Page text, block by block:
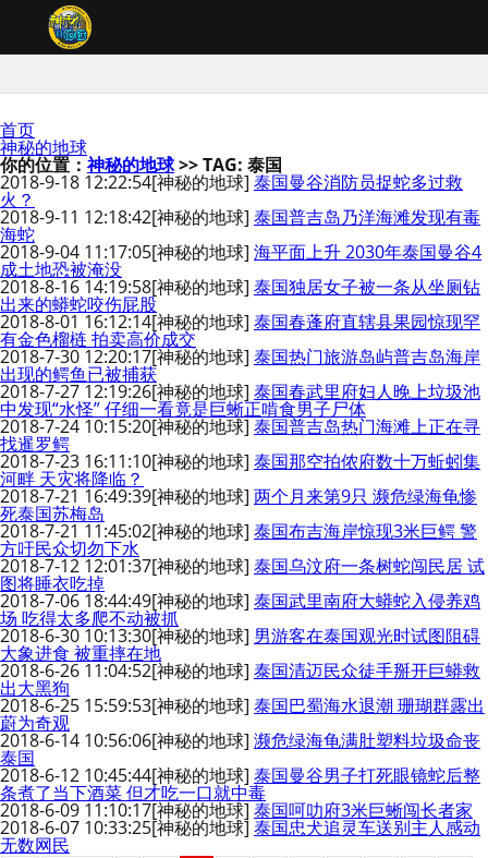
首页
神秘的地球
你的位置：神秘的地球>> TAG: 泰国
2018-9-18 12:22:54[神秘的地球] 泰国曼谷消防员捉蛇多过救
火？
2018-9-11 12:18:42[神秘的地球] 泰国普吉岛乃洋海滩发现有毒
海蛇
2018-9-04 11:17:05[神秘的地球] 海平面上升 2030年泰国曼谷4
成土地恐被淹没
2018-8-16 14:19:58[神秘的地球] 泰国独居女子被一条从坐厕钻
出来的蟒蛇咬伤屁股
2018-8-01 16:12:14[神秘的地球] 泰国春蓬府直辖县果园惊现罕
有金色榴梿 拍卖高价成交
2018-7-30 12:20:17[神秘的地球] 泰国热门旅游岛屿普吉岛海岸
出现的鳄鱼已被捕获
2018-7-27 12:19:26[神秘的地球] 泰国春武里府妇人晚上垃圾池
中发现“水怪” 仔细一看竟是巨蜥正啃食男子尸体
2018-7-24 10:15:20[神秘的地球] 泰国普吉岛热门海滩上正在寻
找暹罗鳄
2018-7-23 16:11:10[神秘的地球] 泰国那空拍侬府数十万蚯蚓集
河畔 天灾将降临？
2018-7-21 16:49:39[神秘的地球] 两个月来第9只 濒危绿海龟惨
死泰国苏梅岛
2018-7-21 11:45:02[神秘的地球] 泰国布吉海岸惊现3米巨鳄 警
方吁民众切勿下水
2018-7-12 12:01:37[神秘的地球] 泰国乌汶府一条树蛇闯民居 试
图将睡衣吃掉
2018-7-06 18:44:49[神秘的地球] 泰国武里南府大蟒蛇入侵养鸡
场 吃得太多爬不动被抓
2018-6-30 10:13:30[神秘的地球] 男游客在泰国观光时试图阻碍
大象进食 被重摔在地
2018-6-26 11:04:52[神秘的地球] 泰国清迈民众徒手掰开巨蟒救
出大黑狗
2018-6-25 15:59:53[神秘的地球] 泰国巴蜀海水退潮 珊瑚群露出
蔚为奇观
2018-6-14 10:56:06[神秘的地球] 濒危绿海龟满肚塑料垃圾命丧
泰国
2018-6-12 10:45:44[神秘的地球] 泰国曼谷男子打死眼镜蛇后整
条煮了当下酒菜 但才吃一口就中毒
2018-6-09 11:10:17[神秘的地球] 泰国呵叻府3米巨蜥闯长者家
2018-6-07 10:33:25[神秘的地球] 泰国忠犬追灵车送别主人感动
无数网民